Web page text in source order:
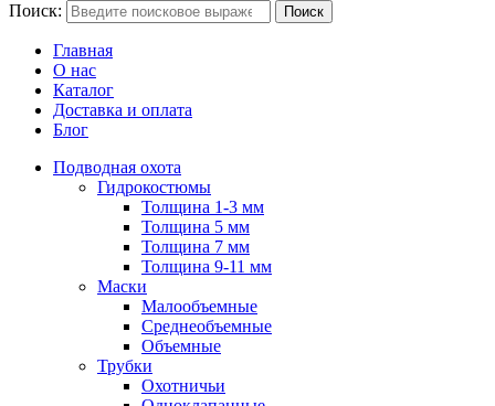
Поиск:
Поиск
Главная
О нас
Каталог
Доставка и оплата
Блог
Подводная охота
Гидрокостюмы
Толщина 1-3 мм
Толщина 5 мм
Толщина 7 мм
Толщина 9-11 мм
Маски
Малообъемные
Среднеобъемные
Объемные
Трубки
Охотничьи